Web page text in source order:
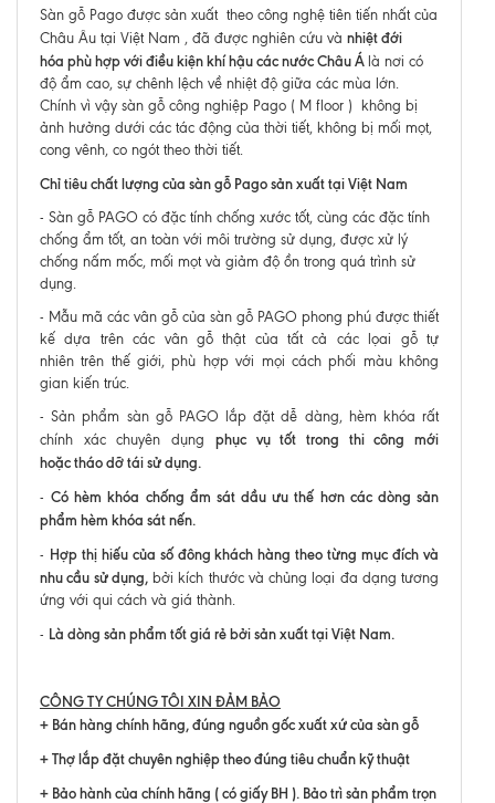
Sàn gỗ Pago được sản xuất theo công nghệ tiên tiến nhất của
Châu Âu tại Việt Nam , đã được nghiên cứu và nhiệt đới
hóa phù hợp với điều kiện khí hậu các nước Châu Á là nơi có
độ ẩm cao, sự chênh lệch về nhiệt độ giữa các mùa lớn.
Chính vì vậy sàn gỗ công nghiệp Pago ( M floor ) không bị
ảnh hưởng dưới các tác động của thời tiết, không bị mối mọt,
cong vênh, co ngót theo thời tiết.
Chỉ tiêu chất lượng của sàn gỗ Pago sản xuất tại Việt Nam
- Sàn gỗ PAGO có đặc tính chống xước tốt, cùng các đặc tính
chống ẩm tốt, an toàn với môi trường sử dụng, được xử lý
chống nấm mốc, mối mọt và giảm độ ồn trong quá trình sử
dụng.
- Mẫu mã các vân gỗ của sàn gỗ PAGO phong phú được thiết
kế dựa trên các vân gỗ thật của tất cả các lọai gỗ tự
nhiên trên thế giới, phù hợp với mọi cách phối màu không
gian kiến trúc.
- Sản phẩm sàn gỗ PAGO lắp đặt dễ dàng, hèm khóa rất
chính xác chuyên dụng phục vụ tốt trong thi công mới
hoặc tháo dỡ tái sử dụng.
-Có hèm khóa chống ẩm sát dầu ưu thế hơn các dòng sản
phẩm hèm khóa sát nến.
- Hợp thị hiếu của số đông khách hàng theo từng mục đích và
nhu cầu sử dụng,bởi kích thước và chủng loại đa dạng tương
ứng với qui cách và giá thành.
- Là dòng sản phẩm tốt giá rẻ bởi sản xuất tại Việt Nam.
CÔNG TY CHÚNG TÔI XIN ĐẢM BẢO
+ Bán hàng chính hãng, đúng nguồn gốc xuất xứ của sàn gỗ
+ Thợ lắp đặt chuyên nghiệp theo đúng tiêu chuẩn kỹ thuật
+ Bảo hành của chính hãng ( có giấy BH ). Bảo trì sản phẩm trọn